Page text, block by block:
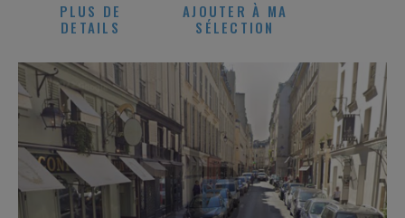
PLUS DE
DETAILS
AJOUTER À MA
SÉLECTION